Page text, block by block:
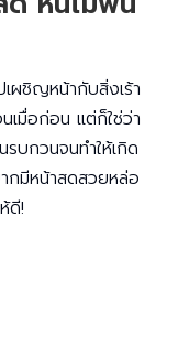
ผชิญหน้ากับสิ่งเร้า
มื่อก่อน แต่ก็ใช่ว่า
บกวนจนทำให้เกิด
มีหน้าสดสวยหล่อ
ดี!